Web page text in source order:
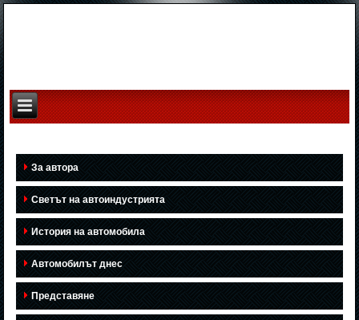
За автора
Светът на автоиндустрията
История на автомобила
Автомобилът днес
Представяне